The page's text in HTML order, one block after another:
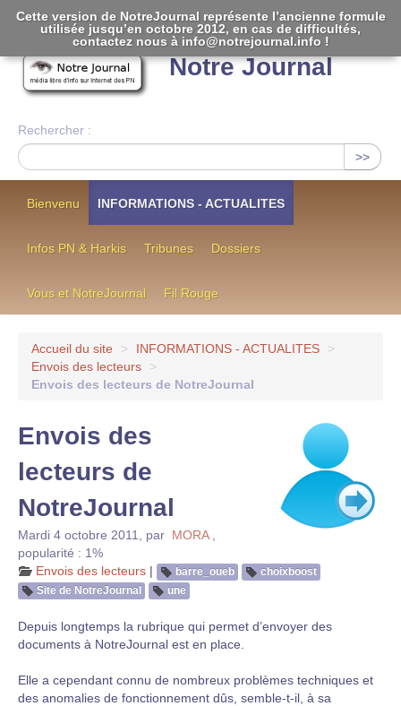
Notre Journal
Rechercher :
>>
Bienvenu INFORMATIONS - ACTUALITES
Infos PN & Harkis Tribunes Dossiers
Vous et NotreJournal Fil Rouge
Accueil du site > INFORMATIONS - ACTUALITES
>
Envois des lecteurs
>
Envois des lecteurs de NotreJournal
Envois des
lecteurs de
NotreJournal
Mardi 4 octobre 2011 par MORA
popularité : 1%
Envois des lecteurs | barre_oueb
choixboost
Site de NotreJournal
une
Depuis longtemps la rubrique qui permet d’envoyer des
documents à NotreJournal est en place.
Elle a cependant connu de nombreux problèmes techniques et
des anomalies de fonctionnement dûs, semble-t-il, à sa
Cette version de NotreJournal représente l’ancienne formule
utilisée jusqu’en octobre 2012, en cas de difficultés,
contactez nous à info@notrejournal.info !